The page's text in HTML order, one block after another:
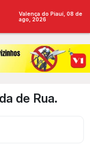
Valença do Piauí, 08 de
ago, 2026
de Rua.